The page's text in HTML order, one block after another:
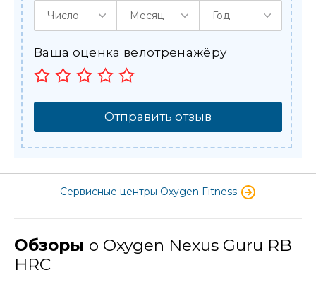
Ваша оценка велотренажёру
Число Месяц Год
Отправить отзыв
Сервисные центры Oxygen Fitness
Обзоры о Oxygen Nexus Guru RB
HRC